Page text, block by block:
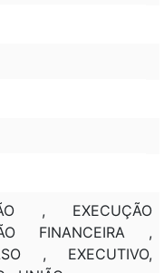
, EXECUÇÃO
FINANCEIRA ,
, EXECUTIVO,